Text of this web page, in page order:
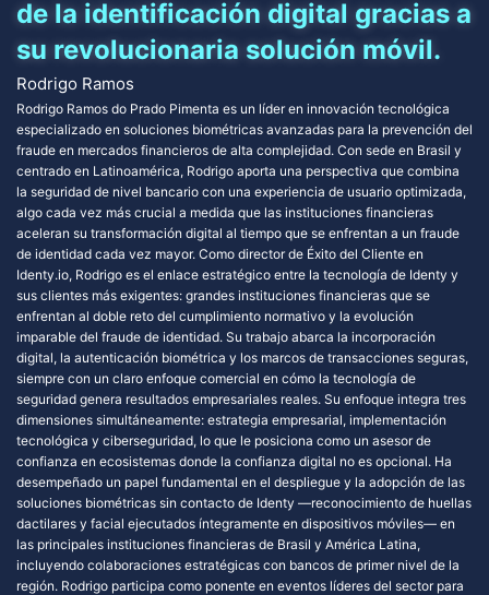
Rodrigo Ramos
Rodrigo Ramos do Prado Pimenta es un líder en innovación tecnológica
especializado en soluciones biométricas avanzadas para la prevención del
fraude en mercados financieros de alta complejidad. Con sede en Brasil y
centrado en Latinoamérica, Rodrigo aporta una perspectiva que combina
la seguridad de nivel bancario con una experiencia de usuario optimizada,
algo cada vez más crucial a medida que las instituciones financieras
aceleran su transformación digital al tiempo que se enfrentan a un fraude
de identidad cada vez mayor. Como director de Éxito del Cliente en
Identy.io, Rodrigo es el enlace estratégico entre la tecnología de Identy y
sus clientes más exigentes: grandes instituciones financieras que se
enfrentan al doble reto del cumplimiento normativo y la evolución
imparable del fraude de identidad. Su trabajo abarca la incorporación
digital, la autenticación biométrica y los marcos de transacciones seguras,
siempre con un claro enfoque comercial en cómo la tecnología de
seguridad genera resultados empresariales reales. Su enfoque integra tres
dimensiones simultáneamente: estrategia empresarial, implementación
tecnológica y ciberseguridad, lo que le posiciona como un asesor de
confianza en ecosistemas donde la confianza digital no es opcional. Ha
desempeñado un papel fundamental en el despliegue y la adopción de las
soluciones biométricas sin contacto de Identy —reconocimiento de huellas
dactilares y facial ejecutados íntegramente en dispositivos móviles— en
las principales instituciones financieras de Brasil y América Latina,
incluyendo colaboraciones estratégicas con bancos de primer nivel de la
región. Rodrigo participa como ponente en eventos líderes del sector para
de la identificación digital gracias a
su revolucionaria solución móvil.